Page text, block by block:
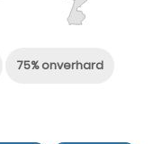
75% onverhard